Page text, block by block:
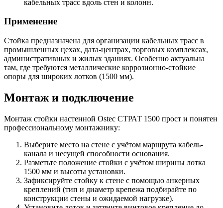
кабельных трасс вдоль стен и колонн.
Применение
Стойка предназначена для организации кабельных трасс в
промышленных цехах, дата-центрах, торговых комплексах,
административных и жилых зданиях. Особенно актуальна
там, где требуются металлические коррозионно-стойкие
опоры для широких лотков (1500 мм).
Монтаж и подключение
Монтаж стойки настенной Ostec СТРАТ 1500 прост и понятен
профессиональному монтажнику:
Выберите место на стене с учётом маршрута кабель-
канала и несущей способности основания.
Разметьте положение стойки с учётом ширины лотка
1500 мм и высоты установки.
Зафиксируйте стойку к стене с помощью анкерных
креплений (тип и диаметр крепежа подбирайте по
конструкции стены и ожидаемой нагрузке).